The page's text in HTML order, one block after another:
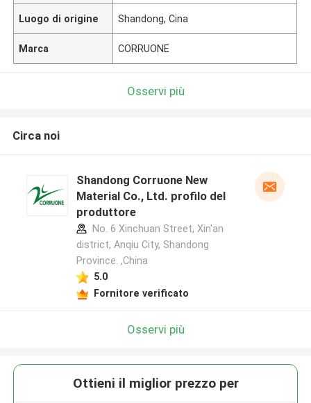
Luogo di origine Shandong, Cina
Marca CORRUONE
Osservi più
Circa noi
Shandong Corruone New
Material Co., Ltd. profilo del
produttore
No. 6 Xinchuan Street, Xin'an
district, Anqiu City, Shandong
Province. ,China
5.0
Fornitore verificato
Osservi più
Ottieni il miglior prezzo per